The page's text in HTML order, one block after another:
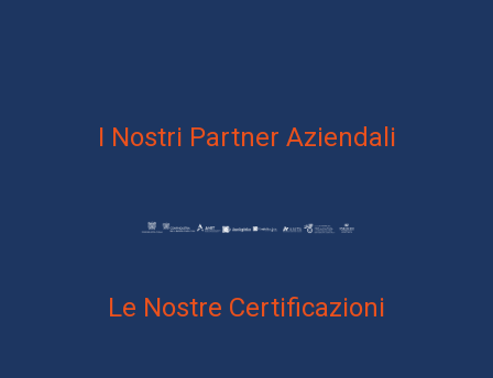
I Nostri Partner Aziendali
Le Nostre Certificazioni